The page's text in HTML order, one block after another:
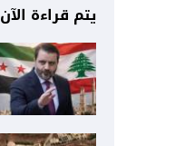
يتم قراءة الآن